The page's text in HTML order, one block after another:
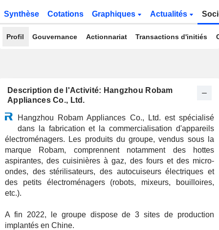
Synthèse Cotations Graphiques Actualités
Profil Gouvernance Actionnariat Transactions d'initiés
Description de l'Activité: Hangzhou Robam
Appliances Co., Ltd.
Hangzhou Robam Appliances Co., Ltd. est spécialisé
dans la fabrication et la commercialisation d'appareils
électroménagers. Les produits du groupe, vendus sous la
marque Robam, comprennent notamment des hottes
aspirantes, des cuisinières à gaz, des fours et des micro-
ondes, des stérilisateurs, des autocuiseurs électriques et
des petits électroménagers (robots, mixeurs, bouilloires,
etc.).
A fin 2022, le groupe dispose de 3 sites de production
implantés en Chine.